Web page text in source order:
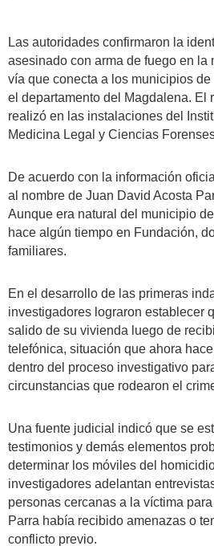
Las autoridades confirmaron la
asesinado con arma de fuego en la
vía que conecta a los municipios
el departamento del Magdalena. El
realizó en las instalaciones del
Medicina Legal y Ciencias
De acuerdo con la información
al nombre de Juan David Acosta
Aunque era natural del municipio
hace algún tiempo en Fundación,
familiares.
En el desarrollo de las primeras
investigadores lograron establecer
salido de su vivienda luego de
telefónica, situación que ahora
dentro del proceso investigativo
circunstancias que rodearon el
Una fuente judicial indicó que se
testimonios y demás elementos
determinar los móviles del
investigadores adelantan
personas cercanas a la víctima
Parra había recibido amenazas o
conflicto previo.